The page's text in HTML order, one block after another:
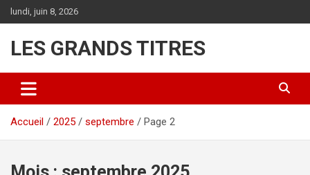
Aller
au
lundi, juin 8, 2026
LES GRANDS TITRES
Accueil 2025 septembre Page 2